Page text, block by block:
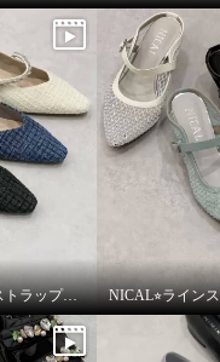
NICAL⭐︎ビジューストラップツィードパンプスをご紹介いたします。